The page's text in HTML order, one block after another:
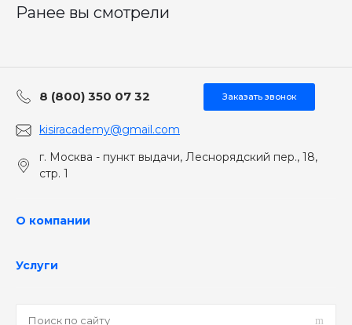
Ранее вы смотрели
8 (800) 350 07 32 Заказать звонок
kisiracademy@gmail.com
г. Москва - пункт выдачи, Леснорядский пер., 18,
стр. 1
О компании
Услуги